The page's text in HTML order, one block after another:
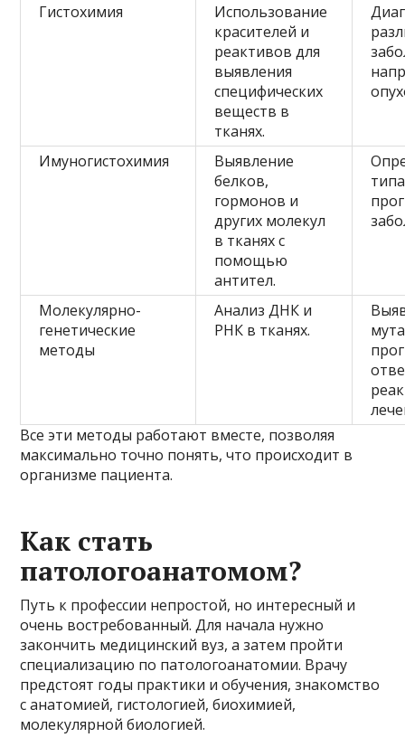
Гистохимия
Использование
красителей и
реактивов для
выявления
специфических
веществ в
тканях.
Имуногистохимия
Выявление
белков,
гормонов и
других молекул
в тканях с
помощью
антител.
Молекулярно-
генетические
методы
Анализ ДНК и
РНК в тканях.
Все эти методы работают вместе, позволяя
максимально точно понять, что происходит в
организме пациента.
Как стать
патологоанатомом?
Путь к профессии непростой, но интересный и
очень востребованный. Для начала нужно
закончить медицинский вуз, а затем пройти
специализацию по патологоанатомии. Врачу
предстоят годы практики и обучения, знакомство
с анатомией, гистологией, биохимией,
молекулярной биологией.